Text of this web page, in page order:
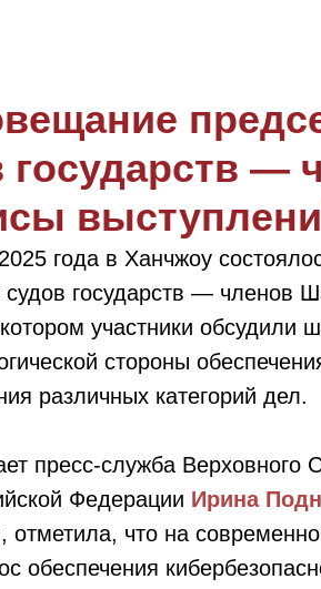
государств —
года в Ханчжоу
государств — членов
участники обсудили
стороны
различных категорий дел.
пресс-служба Верховного
Федерации Ирина
отметила, что на
обеспечения